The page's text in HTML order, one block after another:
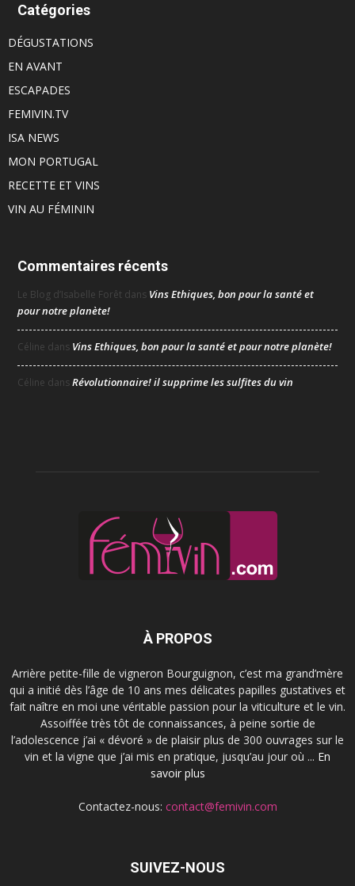
Catégories
DÉGUSTATIONS
EN AVANT
ESCAPADES
FEMIVIN.TV
ISA NEWS
MON PORTUGAL
RECETTE ET VINS
VIN AU FÉMININ
Commentaires récents
Le Blog d’Isabelle Forêt dans Vins Ethiques, bon pour la santé et
pour notre planète!
Céline dans Vins Ethiques, bon pour la santé et pour notre planète!
Céline dansRévolutionnaire! il supprime les sulfites du vin
À PROPOS
Arrière petite-fille de vigneron Bourguignon, c’est ma grand’mère
qui a initié dès l’âge de 10 ans mes délicates papilles gustatives et
fait naître en moi une véritable passion pour la viticulture et le vin.
Assoiffée très tôt de connaissances, à peine sortie de
l’adolescence j’ai « dévoré » de plaisir plus de 300 ouvrages sur le
vin et la vigne que j’ai mis en pratique, jusqu’au jour où ... En
savoir plus
Contactez-nous: contact@femivin.com
SUIVEZ-NOUS